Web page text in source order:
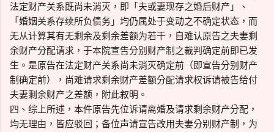
法定财产关系既尚未消灭，即「夫或妻现存之婚后财产」、
「婚姻关系存续所负债务」均仍属处于变动之不确定状态，而
无从计算其有无剩余及剩余差额为若干，自难认原告之夫妻剩
余财产分配请求，于本院宣告分别财产制之裁判确定前即已发
生。是原告在法定财产关系尚未消灭确定前（即宣告分别财产
制确定前），尚难请求剩余财产差额分配请求权诉请被告给付
夫妻剩余财产之差额，附此叙明。
四、综上所述，本件原告先位诉请离婚及请求剩余财产分配，
均无理由，皆应驳回；备位声请宣告改用夫妻分别财产制，为